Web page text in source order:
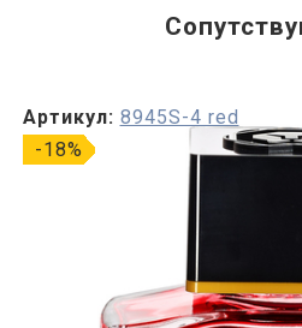
-18%
Артикул: 8945S-4 red